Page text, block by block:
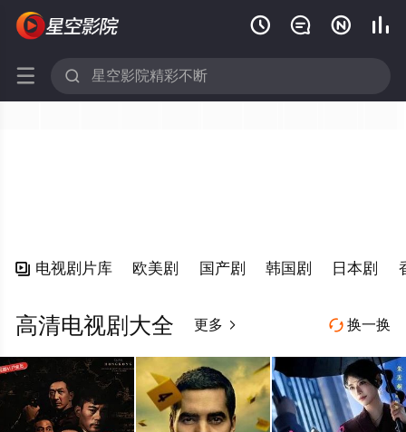
   
 
 电视剧片库 欧美剧 国产剧 韩国剧 日本剧
 换一换
高清电视剧大全 更多 